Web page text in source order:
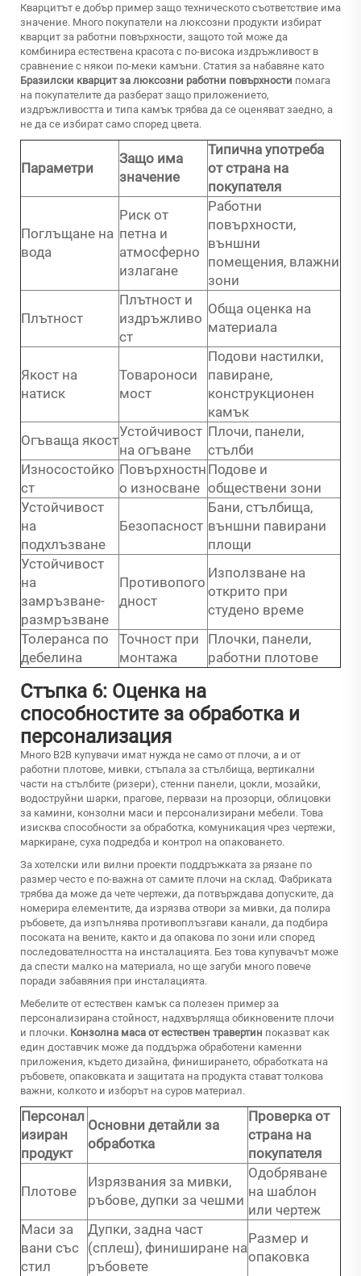
Кварцитът е добър пример защо техническото съответствие има
значение. Много покупатели на люксозни продукти избират
кварцит за работни повърхности, защото той може да
комбинира естествена красота с по-висока издръжливост в
сравнение с някои по-меки камъни. Статия за набавяне като
Бразилски кварцит за люксозни работни повърхности помага
на покупателите да разберат защо приложението,
издръжливостта и типа камък трябва да се оценяват заедно, а
не да се избират само според цвета.
Параметри
Защо има
значение
Типична употреба
от страна на
покупателя
Поглъщане на
вода
Риск от
петна и
атмосферно
излагане
Работни
повърхности,
външни
помещения, влажни
зони
Плътност
Плътност и
издръжливо
ст
Обща оценка на
материала
Якост на
натиск
Товароноси
мост
Подови настилки,
павиране,
конструкционен
камък
Огъваща якост
Устойчивост
на огъване
Плочи, панели,
стълби
Износостойко
ст
Повърхностн
о износване
Подове и
обществени зони
Устойчивост
на
подхлъзване
Безопасност
Бани, стълбища,
външни павирани
площи
Устойчивост
на
замръзване-
размръзване
Противопого
дност
Използване на
открито при
студено време
Толеранса по
дебелина
Точност при
монтажа
Плочки, панели,
работни плотове
Стъпка 6: Оценка на
способностите за обработка и
персонализация
Много B2B купувачи имат нужда не само от плочи, а и от
работни плотове, мивки, стъпала за стълбища, вертикални
части на стълбите (ризери), стенни панели, цокли, мозайки,
водоструйни шарки, прагове, первази на прозорци, облицовки
за камини, конзолни маси и персонализирани мебели. Това
изисква способности за обработка, комуникация чрез чертежи,
маркиране, суха подредба и контрол на опаковането.
За хотелски или вилни проекти поддръжката за рязане по
размер често е по-важна от самите плочи на склад. Фабриката
трябва да може да чете чертежи, да потвърждава допуските, да
номерира елементите, да изрязва отвори за мивки, да полира
ръбовете, да изпълнява противоплъзгави канали, да подбира
посоката на вените, както и да опакова по зони или според
последователността на инсталацията. Без това купувачът може
да спести малко на материала, но ще загуби много повече
поради забавяния при инсталацията.
Мебелите от естествен камък са полезен пример за
персонализирана стойност, надхвърляща обикновените плочи
и плочки. Конзолна маса от естествен травертин показват как
един доставчик може да поддържа обработени каменни
приложения, където дизайна, финиширането, обработката на
ръбовете, опаковката и защитата на продукта стават толкова
важни, колкото и изборът на суров материал.
Персонал
изиран
продукт
Основни детайли за
обработка
Проверка от
страна на
покупателя
Плотове
Изрязвания за мивки,
ръбове, дупки за чешми
Одобряване
на шаблон
или чертеж
Маси за
вани със
стил
Дупки, задна част
(сплеш), финиширане на
ръбовете
Размер и
опаковка